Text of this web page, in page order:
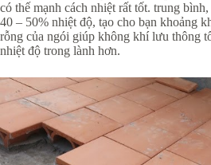
có thế mạnh cách nhiệt rất tốt. trung
40 – 50% nhiệt độ, tạo cho bạn khoảng
rỗng của ngói giúp không khí lưu thông
nhiệt độ trong lành hơn.